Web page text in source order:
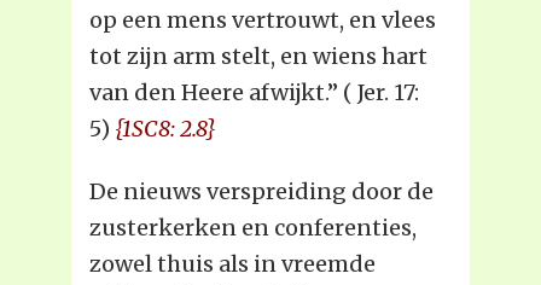
op een mens vertrouwt, en vlees
tot zijn arm stelt, en wiens hart
van den Heere afwijkt.” ( Jer. 17:
5) {1SC8: 2.8}
De nieuws verspreiding door de
zusterkerken en conferenties,
zowel thuis als in vreemde